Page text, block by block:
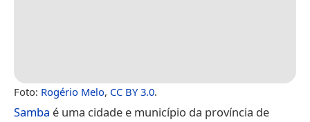
Foto: Rogério Melo, CC BY 3.0.
Samba é uma cidade e município da província de